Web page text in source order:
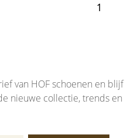
1
van HOF schoenen en blijf
nieuwe collectie, trends en